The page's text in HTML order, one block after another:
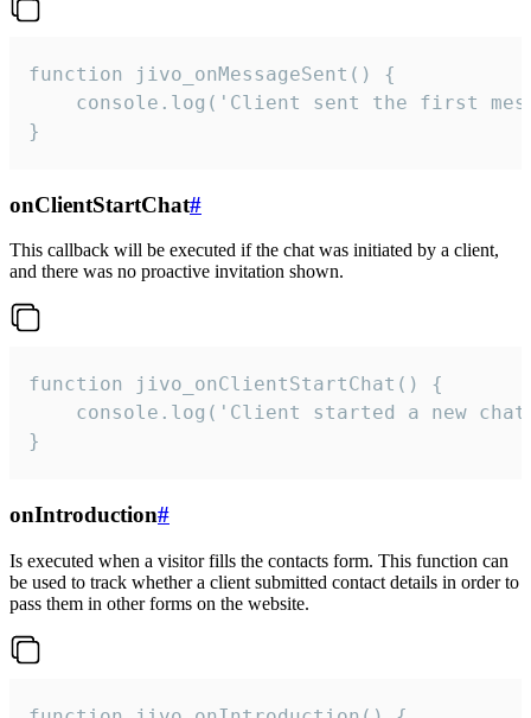
function jivo_onMessageSent() {
console.log('Client sent the first
}
onClientStartChat#
This callback will be executed if the chat was initiated by a client,
and there was no proactive invitation shown.
function jivo_onClientStartChat() {
console.log('Client started a new
}
onIntroduction#
Is executed when a visitor fills the contacts form. This function can
be used to track whether a client submitted contact details in order to
pass them in other forms on the website.